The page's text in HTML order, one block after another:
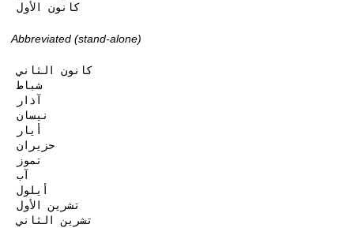
كانون الأول
Abbreviated (stand-alone)
كانون الثاني
شباط
آذار
نيسان
أيار
حزيران
تموز
آب
أيلول
تشرين الأول
تشرين الثاني